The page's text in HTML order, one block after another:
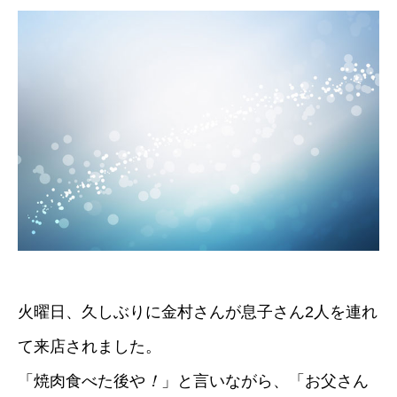
火曜日、久しぶりに金村さんが息子さん2人を連れ
て来店されました。
「焼肉食べた後や ！ 」と言いながら、「お父さん